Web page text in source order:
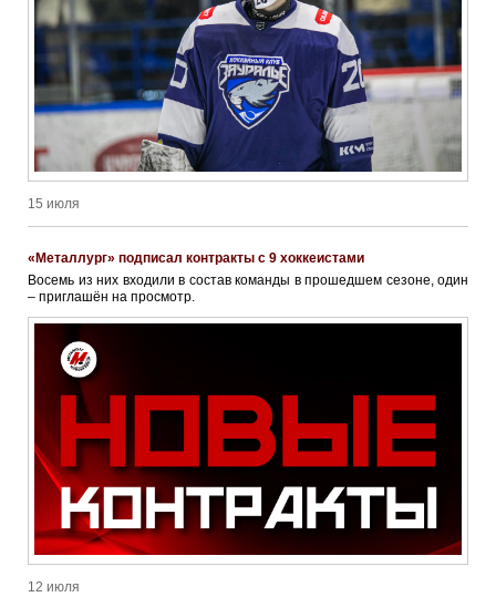
15 июля
«Металлург» подписал контракты с 9 хоккеистами
Восемь из них входили в состав команды в прошедшем сезоне, один
– приглашён на просмотр.
12 июля